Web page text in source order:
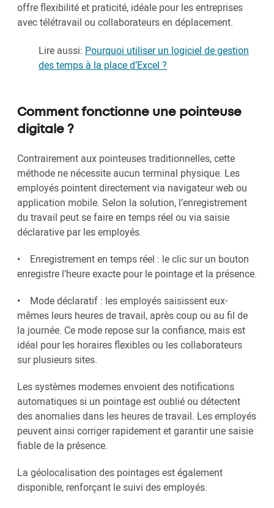
offre flexibilité et praticité, idéale pour les entreprises
avec télétravail ou collaborateurs en déplacement.
Lire aussi: Pourquoi utiliser un logiciel de gestion
des temps à la place d’Excel ?
Comment fonctionne une pointeuse
digitale ?
Contrairement aux pointeuses traditionnelles, cette
méthode ne nécessite aucun terminal physique. Les
employés pointent directement via navigateur web ou
application mobile. Selon la solution, l’enregistrement
du travail peut se faire en temps réel ou via saisie
déclarative par les employés.
• Enregistrement en temps réel : le clic sur un bouton
enregistre l’heure exacte pour le pointage et la présence.
• Mode déclaratif : les employés saisissent eux-
mêmes leurs heures de travail, après coup ou au fil de
la journée. Ce mode repose sur la confiance, mais est
idéal pour les horaires flexibles ou les collaborateurs
sur plusieurs sites.
Les systèmes modernes envoient des notifications
automatiques si un pointage est oublié ou détectent
des anomalies dans les heures de travail. Les employés
peuvent ainsi corriger rapidement et garantir une saisie
fiable de la présence.
La géolocalisation des pointages est également
disponible, renforçant le suivi des employés.